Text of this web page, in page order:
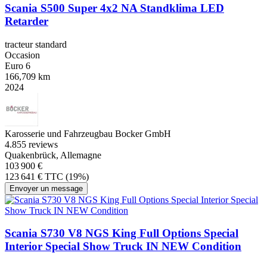
Scania S500 Super 4x2 NA Standklima LED
Retarder
tracteur standard
Occasion
Euro 6
166,709 km
2024
Karosserie und Fahrzeugbau Bocker GmbH
4.855 reviews
Quakenbrück, Allemagne
103 900 €
123 641 € TTC (19%)
Envoyer un message
Scania S730 V8 NGS King Full Options Special
Interior Special Show Truck IN NEW Condition